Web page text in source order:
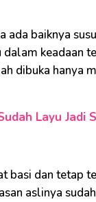
ada baiknya
dalam keadaan
dibuka hanya
Layu Jadi
basi dan tetap
aslinya